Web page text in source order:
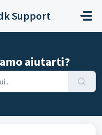
Support
aiutarti?